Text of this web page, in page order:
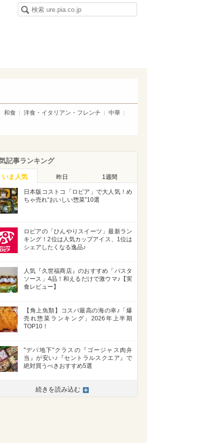
和食 洋食・イタリアン・フレンチ 中華
記事ランキング
いま人気 昨日 1週間
日本版コストコ「ロピア」で大人気！め
ちゃ売れ“おいしい惣菜”10選
ロピアの「ひんやりスイーツ」最新ラン
キング！2位は人気カップアイス、1位は
シェアしたくなる逸品♪
人気『久世福商店』のおすすめ「パスタ
ソース」4品！和えるだけで激ウマ♪【実
食レビュー】
【角上魚類】コスパ最高の海の幸♪「爆
売れ惣菜ランキング」2026年上半期
TOP10！
"デパ地下"クラスの『ゴージャス肉弁
当』が安い♪『セントラルスクエア』で
絶対買うべきおすすめ5選
続きを読み込む